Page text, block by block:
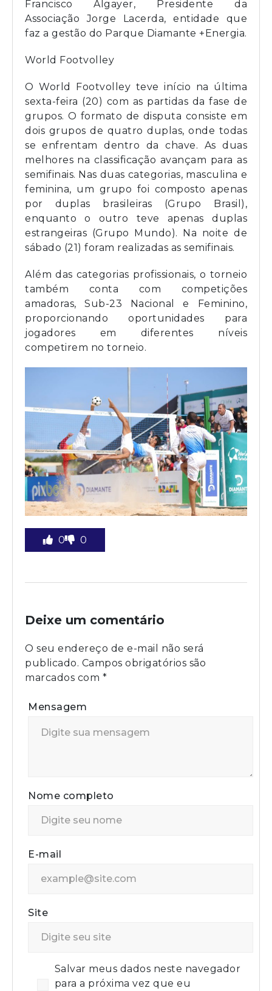
Francisco Algayer, Presidente da
Associação Jorge Lacerda, entidade que
faz a gestão do Parque Diamante +Energia.
World Footvolley
O World Footvolley teve início na última
sexta-feira (20) com as partidas da fase de
grupos. O formato de disputa consiste em
dois grupos de quatro duplas, onde todas
se enfrentam dentro da chave. As duas
melhores na classificação avançam para as
semifinais. Nas duas categorias, masculina e
feminina, um grupo foi composto apenas
por duplas brasileiras (Grupo Brasil),
enquanto o outro teve apenas duplas
estrangeiras (Grupo Mundo). Na noite de
sábado (21) foram realizadas as semifinais.
Além das categorias profissionais, o torneio
também conta com competições
amadoras, Sub-23 Nacional e Feminino,
proporcionando oportunidades para
jogadores em diferentes níveis
competirem no torneio.
0 0
Deixe um comentário
O seu endereço de e-mail não será
publicado. Campos obrigatórios são
marcados com *
Mensagem
Nome completo
E-mail
Site
Salvar meus dados neste navegador
para a próxima vez que eu